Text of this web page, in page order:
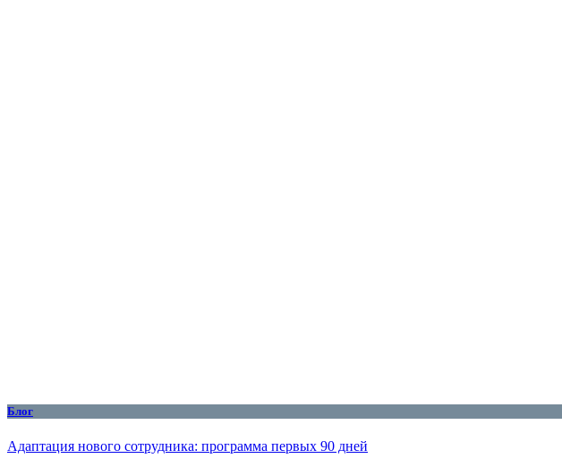
Блог
Адаптация нового сотрудника: программа первых 90 дней